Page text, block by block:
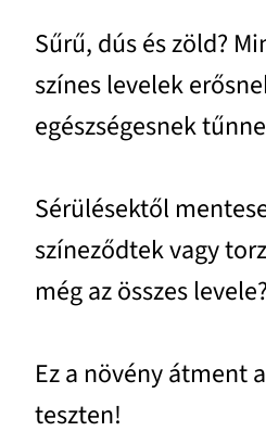
Sűrű, dús és zöld?
színes levelek
egészségesnek
Sérülésektől
színeződtek vagy
még az összes
Ez a növény átment
teszten!